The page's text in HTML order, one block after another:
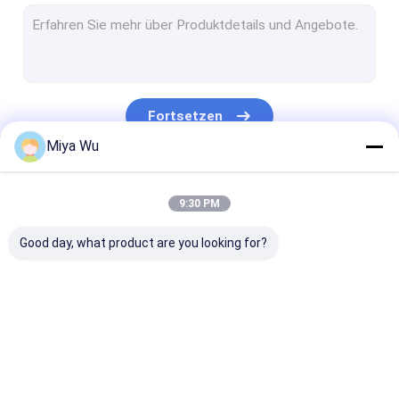
Lotions-Glas-Flaschen
Creme-Glasgefäße
Fortsetzen
Miya Wu
9:30 PM
Good day, what product are you looking for?